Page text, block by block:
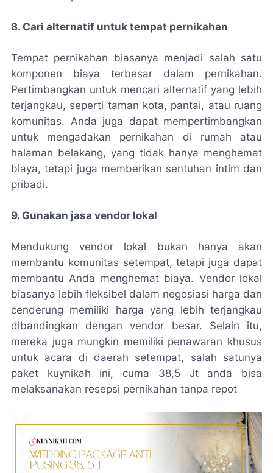
8. Cari alternatif untuk tempat pernikahan
Tempat pernikahan biasanya menjadi salah satu
komponen biaya terbesar dalam pernikahan.
Pertimbangkan untuk mencari alternatif yang lebih
terjangkau, seperti taman kota, pantai, atau ruang
komunitas. Anda juga dapat mempertimbangkan
untuk mengadakan pernikahan di rumah atau
halaman belakang, yang tidak hanya menghemat
biaya, tetapi juga memberikan sentuhan intim dan
pribadi.
9. Gunakan jasa vendor lokal
Mendukung vendor lokal bukan hanya akan
membantu komunitas setempat, tetapi juga dapat
membantu Anda menghemat biaya. Vendor lokal
biasanya lebih fleksibel dalam negosiasi harga dan
cenderung memiliki harga yang lebih terjangkau
dibandingkan dengan vendor besar. Selain itu,
mereka juga mungkin memiliki penawaran khusus
untuk acara di daerah setempat, salah satunya
paket kuynikah ini, cuma 38,5 Jt anda bisa
melaksanakan resepsi pernikahan tanpa repot